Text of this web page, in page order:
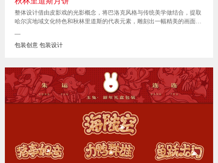
整体设计借由皮影戏的光影概念，将巴洛克风格与传统美学做结合，提取
哈尔滨地域文化特色和秋林里道斯的代表元素，雕刻出一幅精美的画面。
—
包装创意 包装设计